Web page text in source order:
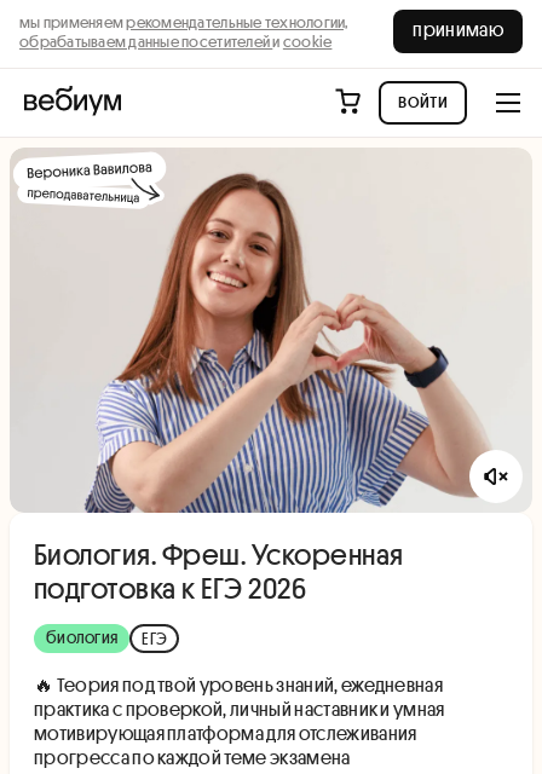
мы применяемрекомендательные технологии,
обрабатываем данные посетителейи cookie
принимаю
войти
Биология. Фреш. Ускоренная
подготовка к ЕГЭ 2026
биология ЕГЭ
🔥 Теория под твой уровень знаний, ежедневная
практика с проверкой, личный наставник и умная
мотивирующая платформа для отслеживания
прогресса по каждой теме экзамена